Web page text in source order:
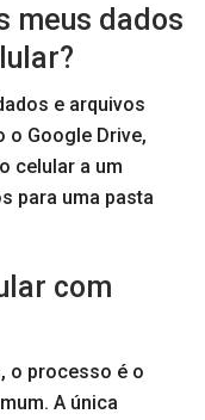
meus dados
e arquivos
o Google Drive,
celular a um
para uma pasta
com
o processo é o
A única